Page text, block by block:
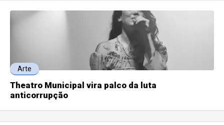
Arte
Theatro Municipal vira palco da luta
anticorrupção